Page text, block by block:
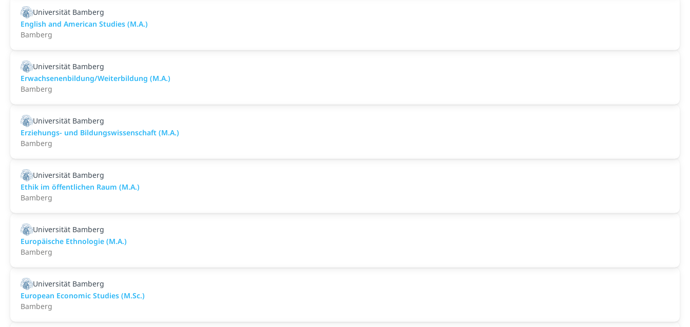
Universität Bamberg
English and American Studies (M.A.)
Bamberg
Universität Bamberg
Erwachsenenbildung/Weiterbildung (M.A.)
Bamberg
Universität Bamberg
Erziehungs- und Bildungswissenschaft (M.A.)
Bamberg
Universität Bamberg
Ethik im öffentlichen Raum (M.A.)
Bamberg
Universität Bamberg
Europäische Ethnologie (M.A.)
Bamberg
Universität Bamberg
European Economic Studies (M.Sc.)
Bamberg